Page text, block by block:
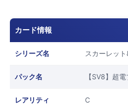
カード情報
シリーズ名 スカーレット
パック名 【SV8】超
レアリティ C